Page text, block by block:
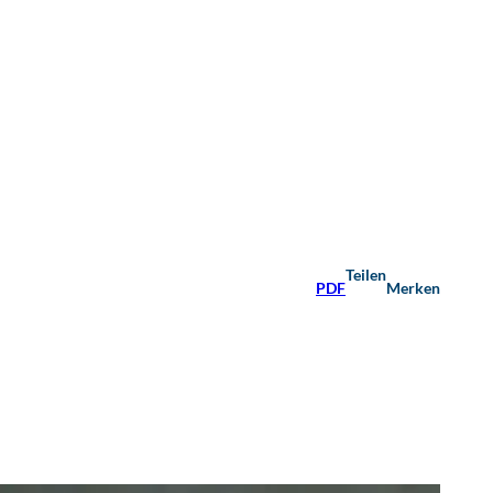
PDF
Teilen
Merken